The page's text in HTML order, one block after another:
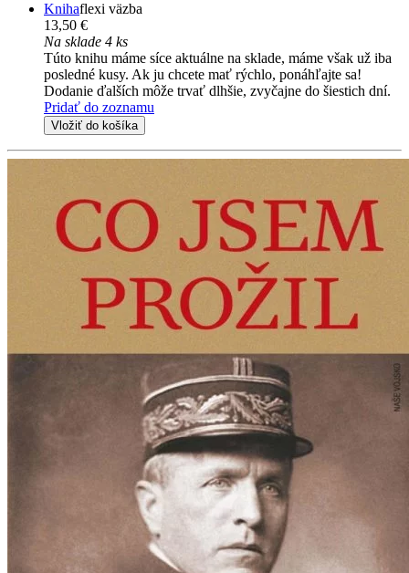
Knihaflexi väzba
13,50 €
Na sklade 4 ks
Túto knihu máme síce aktuálne na sklade, máme však už iba
posledné kusy. Ak ju chcete mať rýchlo, ponáhľajte sa!
Dodanie ďalších môže trvať dlhšie, zvyčajne do šiestich dní.
Pridať do zoznamu
Vložiť do košíka